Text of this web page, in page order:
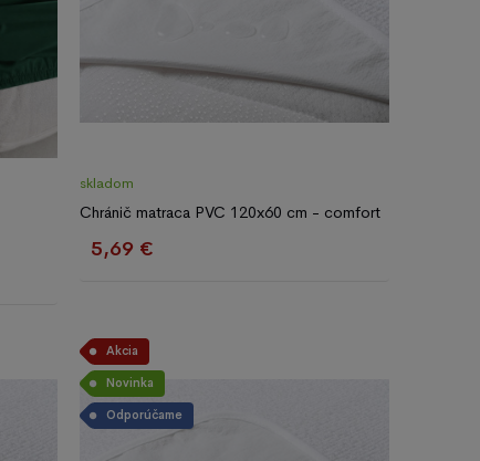
skladom
Chránič matraca PVC 120x60 cm - comfort
5,69 €
Akcia
Novinka
Odporúčame